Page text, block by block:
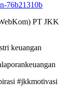
76b21310b
PT JKK
keuangan
#jkkmotivasi